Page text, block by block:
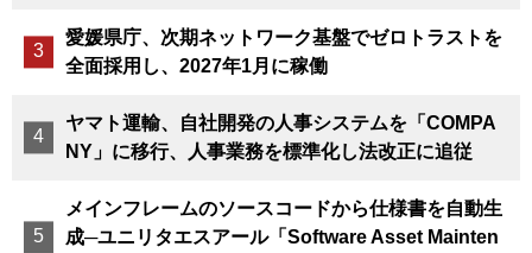
愛媛県庁、次期ネットワーク基盤でゼロトラストを
全面採用し、2027年1月に稼働
ヤマト運輸、自社開発の人事システムを「COMPA
NY」に移行、人事業務を標準化し法改正に追従
メインフレームのソースコードから仕様書を自動生
成─ユニリタエスアール「Software Asset Mainten